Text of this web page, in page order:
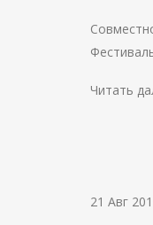
Читать
21 Авг